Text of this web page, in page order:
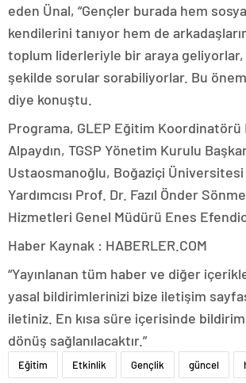
eden Ünal, “Gençler burada hem
kendilerini tanıyor hem de
toplum liderleriyle bir araya
şekilde sorular sorabiliyorlar. Bu
diye konuştu.
Programa, GLEP Eğitim Koordinatörü
Alpaydın, TGSP Yönetim Kurulu
Ustaosmanoğlu, Boğaziçi
Yardımcısı Prof. Dr. Fazıl Önder
Hizmetleri Genel Müdürü Enes
Haber Kaynak : HABERLER.COM
“Yayınlanan tüm haber ve diğer
yasal bildirimlerinizi bize iletişim
iletiniz. En kısa süre içerisinde
dönüş sağlanılacaktır.”
Eğitim Etkinlik Gençlik güncel